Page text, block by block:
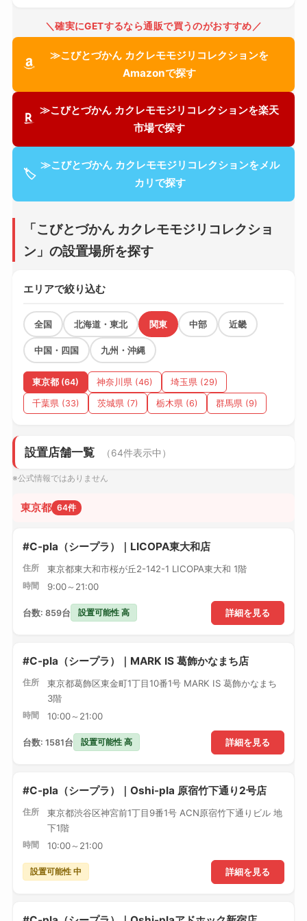
＼確実にGETするなら通販で買うのがおすすめ／
≫こびとづかん カクレモモジリコレクションを
Amazonで探す
≫こびとづかん カクレモモジリコレクションを楽天
市場で探す
🏷
≫こびとづかん カクレモモジリコレクションをメル
カリで探す
「こびとづかん カクレモモジリコレクショ
ン」の設置場所を探す
エリアで絞り込む
全国 北海道・東北 関東 中部 近畿
中国・四国 九州・沖縄
東京都 (64) 神奈川県 (46) 埼玉県 (29)
千葉県 (33) 茨城県 (7) 栃木県 (6) 群馬県 (9)
設置店舗一覧 （64件表示中）
※公式情報ではありません
東京都 64件
#C-pla（シープラ）｜LICOPA東大和店
住所 東京都東大和市桜が丘2-142-1 LICOPA東大和 1階
時間 9:00～21:00
詳細を見る
台数: 859台 設置可能性 高
#C-pla（シープラ）｜MARK IS 葛飾かなまち店
住所
東京都葛飾区東金町1丁目10番1号 MARK IS 葛飾かなまち
3階
時間 10:00～21:00
詳細を見る
台数: 1581台 設置可能性 高
#C-pla（シープラ）｜Oshi-pla 原宿竹下通り2号店
住所
東京都渋谷区神宮前1丁目9番1号 ACN原宿竹下通りビル 地
下1階
時間 10:00～21:00
詳細を見る
設置可能性 中